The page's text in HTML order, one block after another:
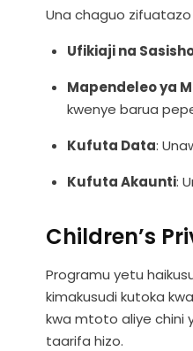
Una chaguo
Ufikiaji na
Mapendeleo ya
kwenye barua
Kufuta Data:
Kufuta Akaunti:
Children’s
Programu yetu
kimakusudi kutoka
kwa mtoto aliye chini
taarifa hizo.